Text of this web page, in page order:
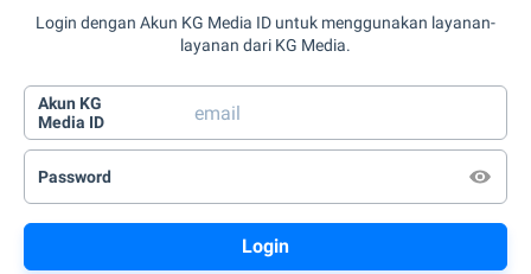
Login dengan Akun KG Media ID untuk menggunakan layanan-
layanan dari KG Media.
Akun KG
Media ID
Password